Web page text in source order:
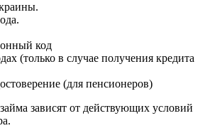
код
(только в случае получения кредита
(для пенсионеров)
зависят от действующих условий